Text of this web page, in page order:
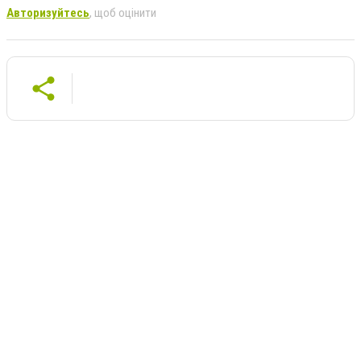
Авторизуйтесь, щоб оцінити